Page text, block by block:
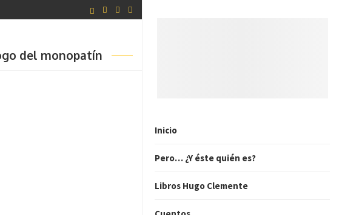
Inicio
Pero… ¿Y éste quién es?
Libros Hugo Clemente
del monopatín